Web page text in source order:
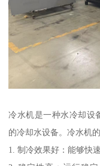
冷水机是一种水冷却设
的冷却水设备。冷水机
1. 制冷效果好：能够快